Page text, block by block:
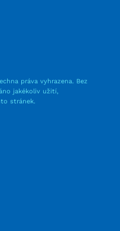
práva vyhrazena. Bez
jakékoliv užití,
stránek.